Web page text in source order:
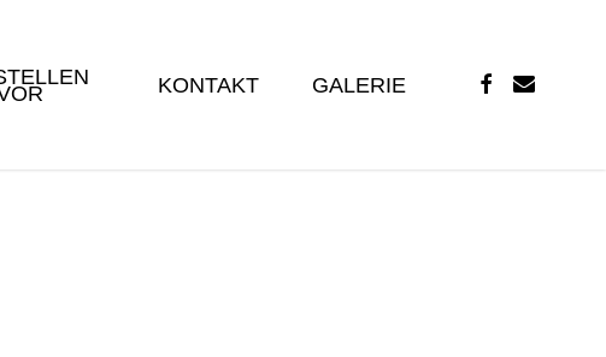
KONTAKT GALERIE FACEBOOK
EMAIL